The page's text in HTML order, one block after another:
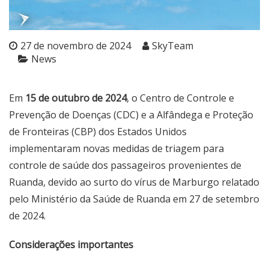
27 de novembro de 2024
SkyTeam
News
Em 15 de outubro de 2024, o Centro de Controle e
Prevenção de Doenças (CDC) e a Alfândega e Proteção
de Fronteiras (CBP) dos Estados Unidos
implementaram novas medidas de triagem para
controle de saúde dos passageiros provenientes de
Ruanda, devido ao surto do vírus de Marburgo relatado
pelo Ministério da Saúde de Ruanda em 27 de setembro
de 2024.
Considerações importantes